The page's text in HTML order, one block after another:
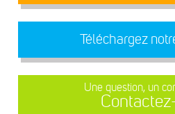
Téléchargez
Une question, un